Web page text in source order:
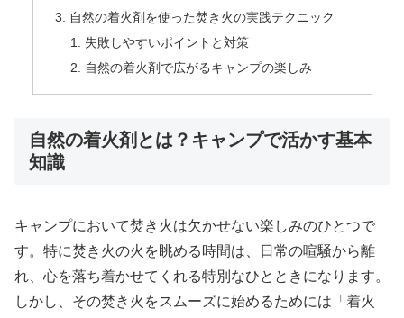
自然の着火剤を使った焚き火の実践テクニック
失敗しやすいポイントと対策
自然の着火剤で広がるキャンプの楽しみ
自然の着火剤とは？キャンプで活かす基本
知識
キャンプにおいて焚き火は欠かせない楽しみのひとつで
す。特に焚き火の火を眺める時間は、日常の喧騒から離
れ、心を落ち着かせてくれる特別なひとときになります。
しかし、その焚き火をスムーズに始めるためには「着火